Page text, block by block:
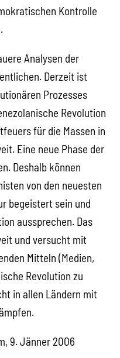
Kontrolle
Analysen der
Derzeit ist
Prozesses
Revolution
für die Massen in
Eine neue Phase der
Deshalb können
von den neuesten
begeistert sein und
aussprechen. Das
und versucht mit
Mitteln (Medien,
Revolution zu
in allen Ländern mit
9. Jänner 2006